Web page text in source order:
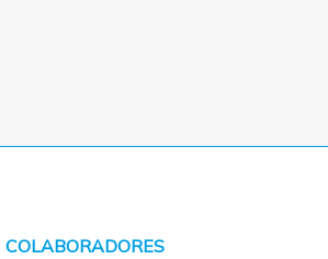
COLABORADORES